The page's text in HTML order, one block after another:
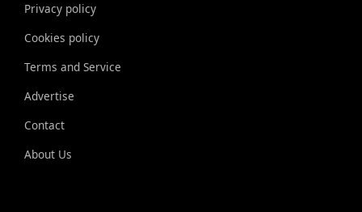
Privacy policy
Cookies policy
Terms and Service
Advertise
Contact
About Us